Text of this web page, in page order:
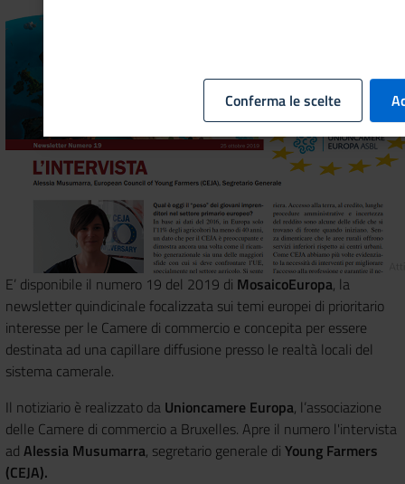
E’ disponibile il numero 19 del 2019 di MosaicoEuropa, la
newsletter quindicinale focalizzata sui temi europei di prioritario
interesse per le Camere di commercio e concepita per essere
destinata ad una capillare diffusione presso le realtà locali del
sistema camerale.
Il notiziario è realizzato da Unioncamere Europa, l’associazione
delle Camere di commercio a Bruxelles. Apre il numero l'intervista
ad Alessia Musumarra, segretario generale di Young Farmers
(CEJA).
Conferma le scelte